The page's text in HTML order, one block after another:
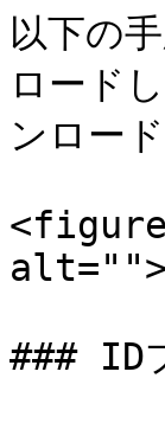
以下の
ロード
ンロー
### ID